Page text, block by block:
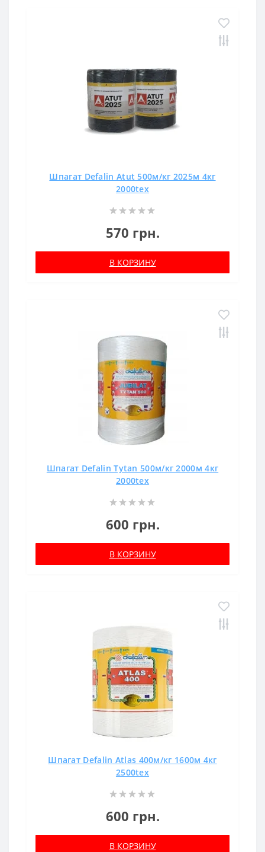
Шпагат Defalin Atut 500м/кг 2025м 4кг
2000tex
570 грн.
В КОРЗИНУ
Шпагат Defalin Tytan 500м/кг 2000м 4кг
2000tex
600 грн.
В КОРЗИНУ
Шпагат Defalin Atlas 400м/кг 1600м 4кг
2500tex
600 грн.
В КОРЗИНУ